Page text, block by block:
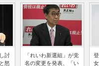
討
怒
「れいわ新選組」が党
名の変更を発表、「い